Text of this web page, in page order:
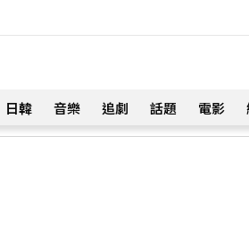
日韓 音樂 追劇 話題 電影